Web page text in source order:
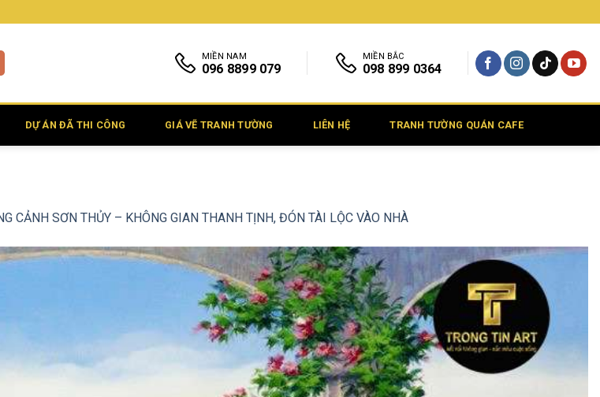
MIỀN NAM
096 8899 079
MIỀN BẮC
098 899 0364
DỰ ÁN ĐÃ THI CÔNG GIÁ VẼ TRANH TƯỜNG LIÊN HỆ TRANH TƯỜNG QUÁN CAFE
CẢNH SƠN THỦY – KHÔNG GIAN THANH TỊNH, ĐÓN TÀI LỘC VÀO NHÀ